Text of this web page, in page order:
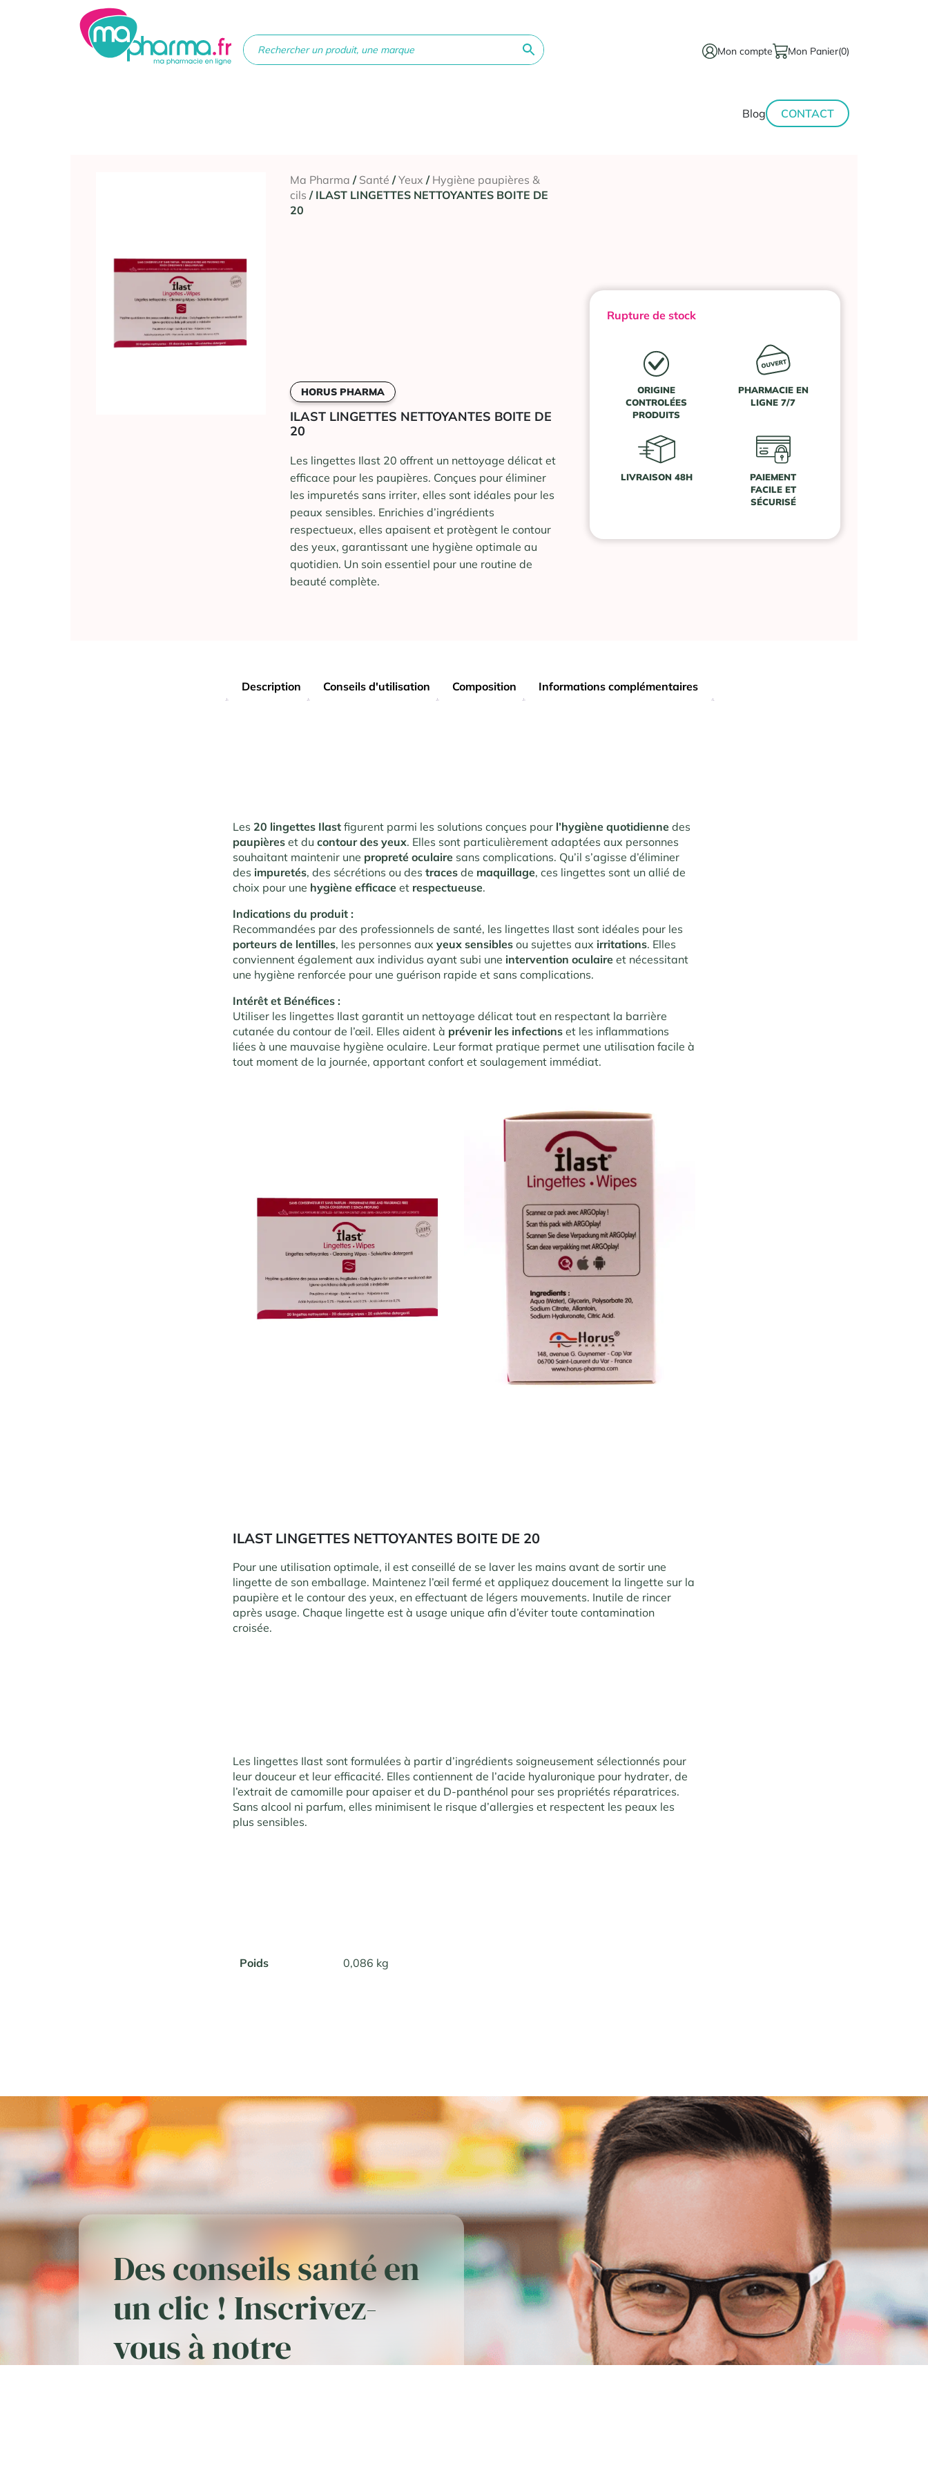
Mon compte Mon Panier(0)
Blog CONTACT
Ma Pharma / Santé /Yeux / Hygiène paupières &
cils / ILAST LINGETTES NETTOYANTES BOITE DE
20
HORUS PHARMA
ILAST LINGETTES NETTOYANTES BOITE DE
20
Les lingettes Ilast 20 offrent un nettoyage délicat et
efficace pour les paupières. Conçues pour éliminer
les impuretés sans irriter, elles sont idéales pour les
peaux sensibles. Enrichies d’ingrédients
respectueux, elles apaisent et protègent le contour
des yeux, garantissant une hygiène optimale au
quotidien. Un soin essentiel pour une routine de
beauté complète.
Rupture de stock
ORIGINE
CONTROLÉES
PRODUITS
PHARMACIE EN
LIGNE 7/7
LIVRAISON 48H
PAIEMENT
FACILE ET
SÉCURISÉ
Description Conseils d'utilisation Composition Informations complémentaires
Les 20 lingettes Ilast figurent parmi les solutions conçues pour l’hygiène quotidiennedes
paupièreset ducontour des yeux. Elles sont particulièrement adaptées aux personnes
souhaitant maintenir une propreté oculaire sans complications. Qu’il s’agisse d’éliminer
des impuretés, des sécrétions ou destracesde maquillage, ces lingettes sont un allié de
choix pour une hygiène efficaceet respectueuse.
Indications du produit :
Recommandées par des professionnels de santé, les lingettes Ilast sont idéales pour les
porteurs de lentilles, les personnes auxyeux sensiblesou sujettes aux irritations. Elles
conviennent également aux individus ayant subi une intervention oculaireet nécessitant
une hygiène renforcée pour une guérison rapide et sans complications.
Intérêt et Bénéfices :
Utiliser les lingettes Ilast garantit un nettoyage délicat tout en respectant la barrière
cutanée du contour de l’œil. Elles aident à prévenir les infectionset les inflammations
liées à une mauvaise hygiène oculaire. Leur format pratique permet une utilisation facile à
tout moment de la journée, apportant confort et soulagement immédiat.
ILAST LINGETTES NETTOYANTES BOITE DE 20
Pour une utilisation optimale, il est conseillé de se laver les mains avant de sortir une
lingette de son emballage. Maintenez l’œil fermé et appliquez doucement la lingette sur la
paupière et le contour des yeux, en effectuant de légers mouvements. Inutile de rincer
après usage. Chaque lingette est à usage unique afin d’éviter toute contamination
croisée.
Les lingettes Ilast sont formulées à partir d’ingrédients soigneusement sélectionnés pour
leur douceur et leur efficacité. Elles contiennent de l’acide hyaluronique pour hydrater, de
l’extrait de camomille pour apaiser et du D-panthénol pour ses propriétés réparatrices.
Sans alcool ni parfum, elles minimisent le risque d’allergies et respectent les peaux les
plus sensibles.
Poids 0,086 kg
Des conseils santé en
un clic ! Inscrivez-
vous à notre